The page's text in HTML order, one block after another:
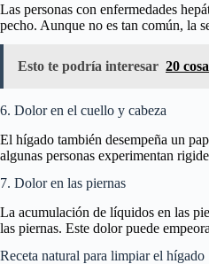
Las personas con enfermedades
pecho. Aunque no es tan común, la
Esto te podría interesar 20
6. Dolor en el cuello y cabeza
El hígado también desempeña un
algunas personas experimentan
7. Dolor en las piernas
La acumulación de líquidos en las
las piernas. Este dolor puede
Receta natural para limpiar el hígado